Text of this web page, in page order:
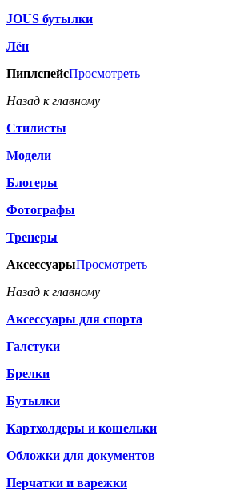
JOUS бутылки
Лён
ПиплспейсПросмотреть
Назад к главному
Стилисты
Модели
Блогеры
Фотографы
Тренеры
АксессуарыПросмотреть
Назад к главному
Аксессуары для спорта
Галстуки
Брелки
Бутылки
Картхолдеры и кошельки
Обложки для документов
Перчатки и варежки